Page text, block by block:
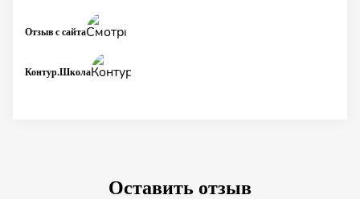
Контур.Школа
Отзыв с сайта
Оставить отзыв